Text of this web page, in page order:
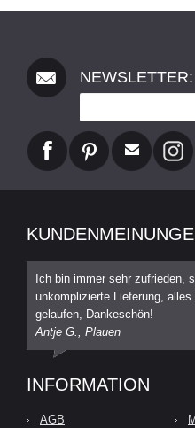
NEWSLETTER:
Ich bin immer sehr zufrieden,
unkomplizierte Lieferung, alles
gelaufen, Dankeschön!
Antje G., Plauen
INFORMATION
AGB